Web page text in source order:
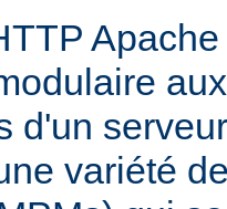
d'un
variété